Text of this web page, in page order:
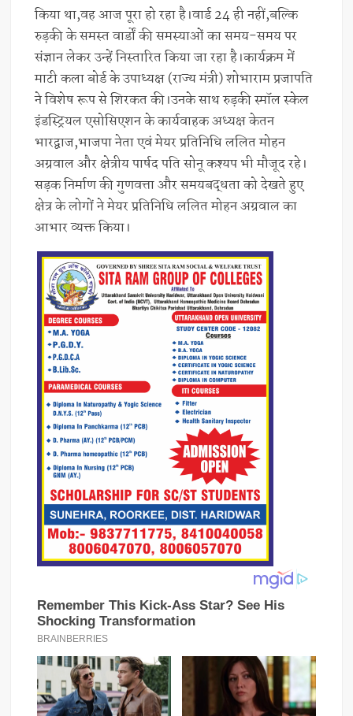
किया था,वह आज पूरा हो रहा है।वार्ड 24 ही नहीं,बल्कि
रुड़की के समस्त वार्डों की समस्याओं का समय-समय पर
संज्ञान लेकर उन्हें निस्तारित किया जा रहा है।कार्यक्रम में
माटी कला बोर्ड के उपाध्यक्ष (राज्य मंत्री) शोभाराम प्रजापति
ने विशेष रूप से शिरकत की।उनके साथ रुड़की स्मॉल स्केल
इंडस्ट्रियल एसोसिएशन के कार्यवाहक अध्यक्ष केतन
भारद्वाज,भाजपा नेता एवं मेयर प्रतिनिधि ललित मोहन
अग्रवाल और क्षेत्रीय पार्षद पति सोनू कश्यप भी मौजूद रहे।
सड़क निर्माण की गुणवत्ता और समयबद्धता को देखते हुए
क्षेत्र के लोगों ने मेयर प्रतिनिधि ललित मोहन अग्रवाल का
आभार व्यक्त किया।